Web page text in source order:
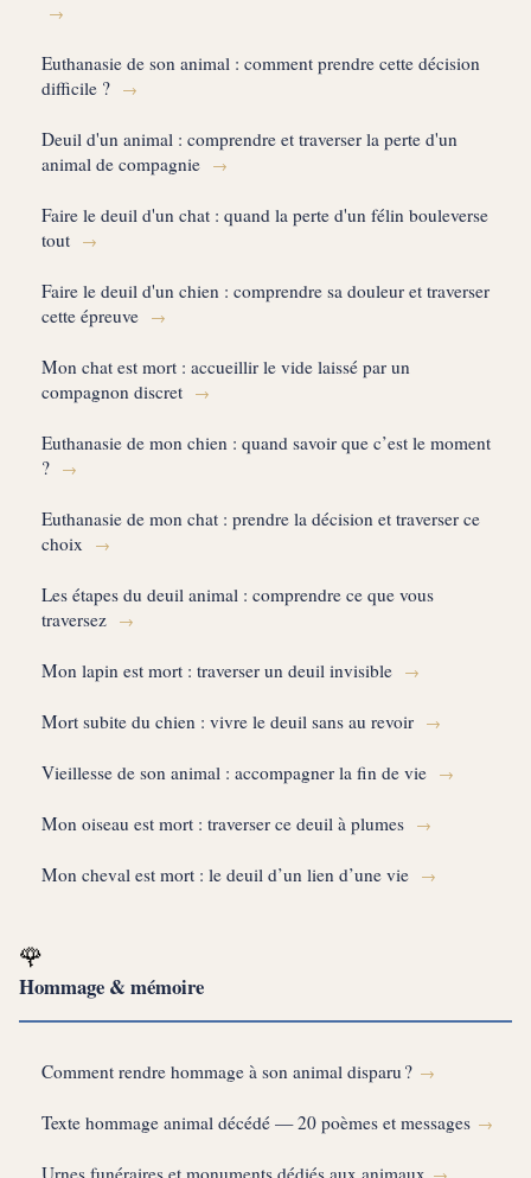
→
Euthanasie de son animal : comment prendre cette décision
difficile ?
→
Deuil d'un animal : comprendre et traverser la perte d'un
animal de compagnie
→
Faire le deuil d'un chat : quand la perte d'un félin bouleverse
tout
→
Faire le deuil d'un chien : comprendre sa douleur et traverser
cette épreuve
→
Mon chat est mort : accueillir le vide laissé par un
compagnon discret
→
Euthanasie de mon chien : quand savoir que c’est le moment
?
→
Euthanasie de mon chat : prendre la décision et traverser ce
choix
→
Les étapes du deuil animal : comprendre ce que vous
traversez
→
Mon lapin est mort : traverser un deuil invisible →
Mort subite du chien : vivre le deuil sans au revoir →
Vieillesse de son animal : accompagner la fin de vie →
Mon oiseau est mort : traverser ce deuil à plumes →
Mon cheval est mort : le deuil d’un lien d’une vie →
🌹
Hommage & mémoire
Comment rendre hommage à son animal disparu ? →
Texte hommage animal décédé — 20 poèmes et messages →
Urnes funéraires et monuments dédiés aux animaux